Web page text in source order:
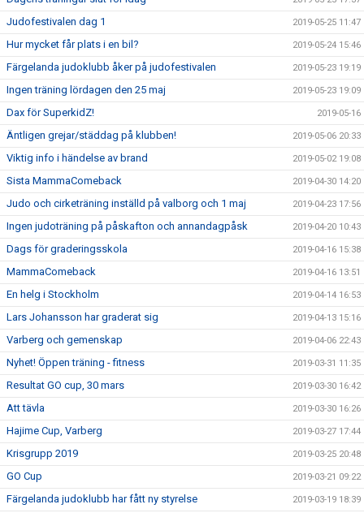
Judofestivalen dag 1 2019-05-25 11:47
Hur mycket får plats i en bil? 2019-05-24 15:46
Färgelanda judoklubb åker på judofestivalen 2019-05-23 19:19
Ingen träning lördagen den 25 maj 2019-05-23 19:09
Dax för SuperkidZ! 2019-05-16
Äntligen grejar/städdag på klubben! 2019-05-06 20:33
Viktig info i händelse av brand 2019-05-02 19:08
Sista MammaComeback 2019-04-30 14:20
Judo och cirketräning inställd på valborg och 1 maj 2019-04-23 17:56
Ingen judoträning på påskafton och annandagpåsk 2019-04-20 10:43
Dags för graderingsskola 2019-04-16 15:38
MammaComeback 2019-04-16 13:51
En helg i Stockholm 2019-04-14 16:53
Lars Johansson har graderat sig 2019-04-13 15:16
Varberg och gemenskap 2019-04-06 22:43
Nyhet! Öppen träning - fitness 2019-03-31 11:35
Resultat GO cup, 30 mars 2019-03-30 16:42
Att tävla 2019-03-30 16:26
Hajime Cup, Varberg 2019-03-27 17:44
Krisgrupp 2019 2019-03-25 20:48
GO Cup 2019-03-21 09:22
Färgelanda judoklubb har fått ny styrelse 2019-03-19 18:39